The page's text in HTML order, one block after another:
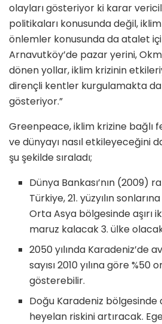
olayları gösteriyor ki karar
politikaları konusunda değil,
önlemler konusunda da atalet
Arnavutköy’de pazar yerini,
dönen yollar, iklim krizinin
dirençli kentler kurgulamakta da
gösteriyor.”
Greenpeace, iklim krizine bağlı
ve dünyayı nasıl etkileyeceğini
şu şekilde sıraladı;
Dünya Bankası’nın (2009)
Türkiye, 21. yüzyılın
Orta Asya bölgesinde aşırı
maruz kalacak 3. ülke
2050 yılında Karadeniz’de
sayısı 2010 yılına göre %50
gösterebilir.
Doğu Karadeniz bölgesinde
heyelan riskini artıracak.